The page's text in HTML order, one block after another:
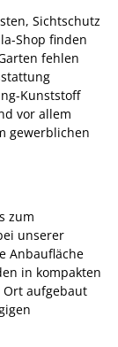
Sichtschutz
Shop finden
fehlen
Kunststoff
vor allem
gewerblichen
zum
unserer
Anbaufläche
in kompakten
Ort aufgebaut